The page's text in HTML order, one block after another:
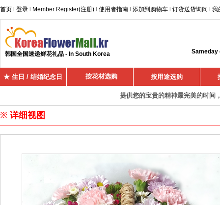
首页 登录 Member Register(注册) 使用者指南 添加到购物车 订货送货询问 我
韩国全国速递鲜花礼品 - In South Korea Sameday
★ 生日 / 结婚纪念日 按花材选购 按用途选购
提供您的宝贵的精神最完美的时间
※ 详细视图